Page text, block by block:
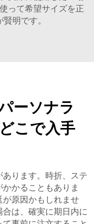
って希望サイズを正
明です。
ーソナラ
こで入手
ります。時折、ステ
かることもありま
原因かもしれませ
は、確実に期日内に